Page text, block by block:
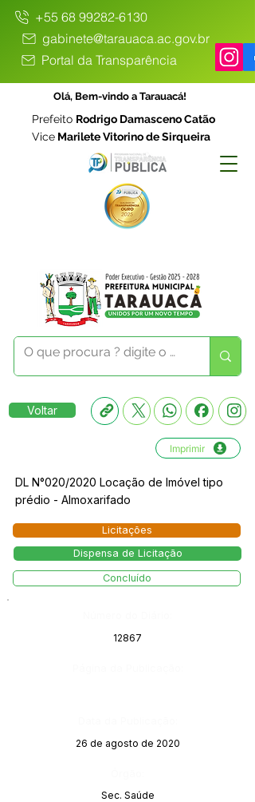
+55 68 99282-6130
gabinete@tarauaca.ac.gov.br
Portal da Transparência
Olá, Bem-vindo a Tarauacá!
Prefeito Rodrigo Damasceno Catão
Vice Marilete Vitorino de Sirqueira
Voltar
Imprimir
DL N°020/2020 Locação de Imóvel tipo
prédio - Almoxarifado
Licitações
Dispensa de Licitação
Concluído
12867
26 de agosto de 2020
Sec. Saúde